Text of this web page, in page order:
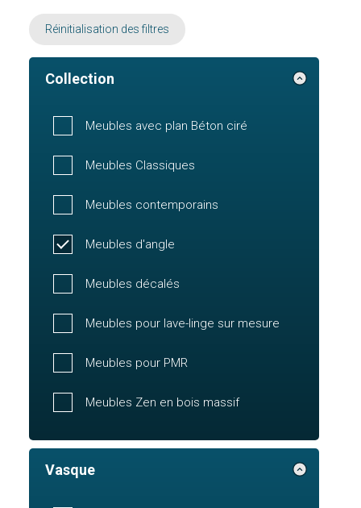
Réinitialisation des filtres
Collection
Meubles avec plan Béton ciré
Meubles Classiques
Meubles contemporains
Meubles d'angle
Meubles décalés
Meubles pour lave-linge sur mesure
Meubles pour PMR
Meubles Zen en bois massif
Vasque